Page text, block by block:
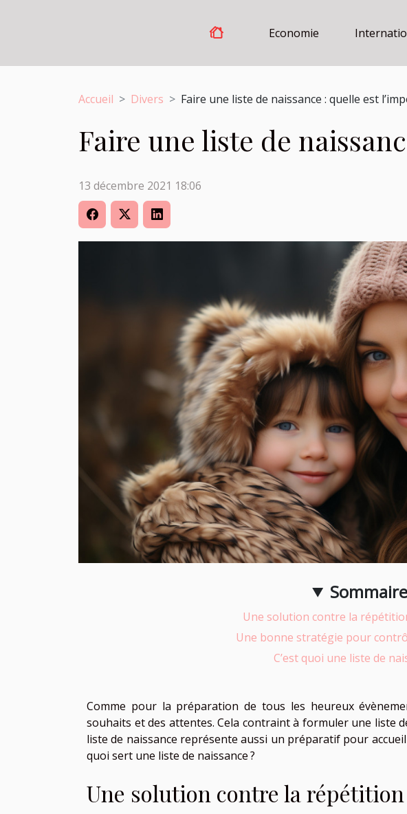
Economie
Accueil Divers Faire une liste de naissance : quelle est
Faire une liste de
13 décembre 2021 18:06
Sommaire
Une solution contre la
Une bonne stratégie pour
C’est quoi une liste de
Comme pour la préparation de tous les heureux
souhaits et des attentes. Cela contraint à formuler une liste
liste de naissance représente aussi un préparatif pour
quoi sert une liste de naissance ?
Une solution contre la répétition